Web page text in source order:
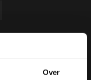
Over